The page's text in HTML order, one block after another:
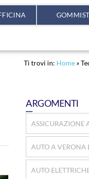
Ti trovi in: Home »
ARGOMENTI
ASSICURAZIONE
AUTO A VERONA
AUTO